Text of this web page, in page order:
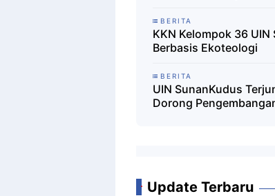
BERITA
KKN Kelompok 36
Berbasis Ekoteologi
BERITA
UIN SunanKudus
Dorong
Update Terbaru